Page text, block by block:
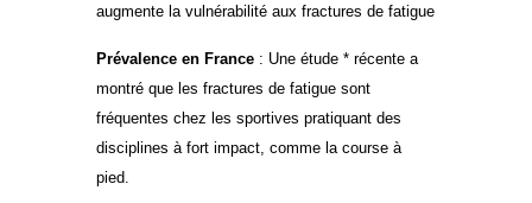
augmente la vulnérabilité aux fractures de fatigue
Prévalence en France: Une étude * récente a
montré que les fractures de fatigue sont
fréquentes chez les sportives pratiquant des
disciplines à fort impact, comme la course à
pied.